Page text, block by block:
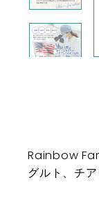
Rainbow
グルト、チ